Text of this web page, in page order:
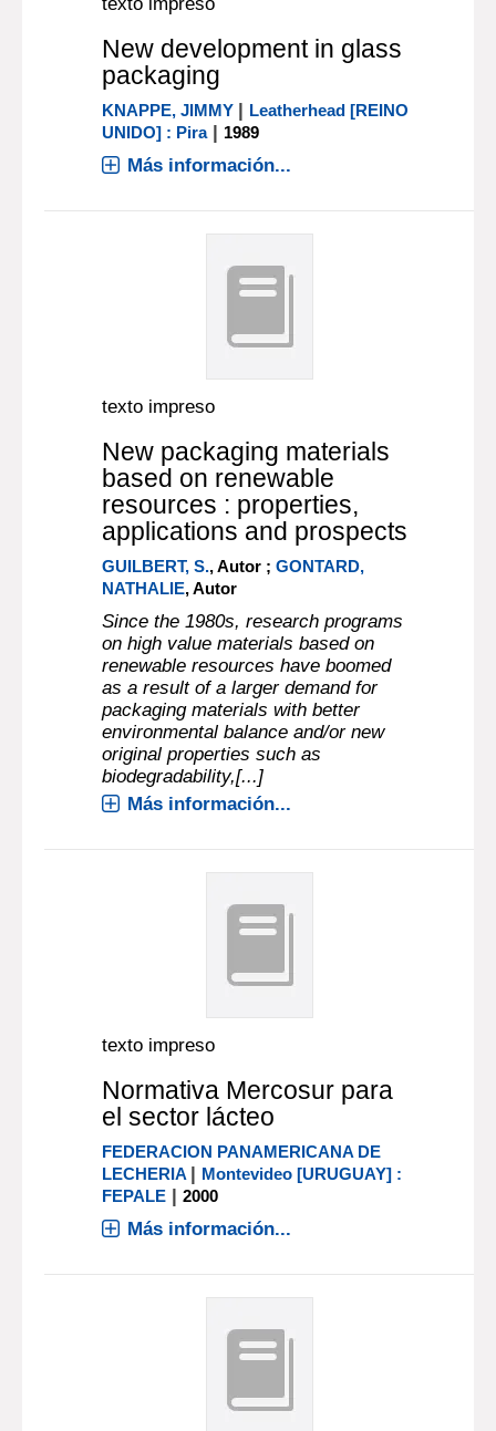
New development in glass
packaging
KNAPPE, JIMMY | Leatherhead [REINO
UNIDO] : Pira| 1989
Más información...
texto impreso
New packaging materials
based on renewable
resources : properties,
applications and prospects
GUILBERT, S., Autor ;GONTARD,
NATHALIE, Autor
Since the 1980s, research programs
on high value materials based on
renewable resources have boomed
as a result of a larger demand for
packaging materials with better
environmental balance and/or new
original properties such as
biodegradability,[...]
Más información...
texto impreso
Normativa Mercosur para
el sector lácteo
FEDERACION PANAMERICANA DE
LECHERIA | Montevideo [URUGUAY] :
FEPALE |2000
Más información...